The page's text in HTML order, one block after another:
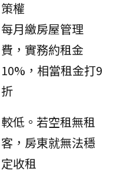
策權
每月繳房屋管理
費，實務約租金
10%，相當租金打9
折
較低。若空租無租
客，房東就無法穩
定收租